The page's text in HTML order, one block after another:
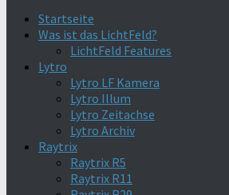
Startseite
Was ist das LichtFeld?
LichtFeld Features
Lytro
Lytro LF Kamera
Lytro Illum
Lytro Zeitachse
Lytro Archiv
Raytrix
Raytrix R5
Raytrix R11